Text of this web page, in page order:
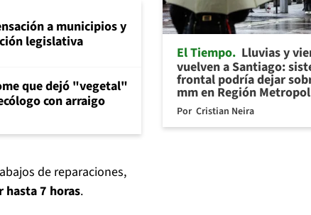
a municipios y
legislativa
que dejó "vegetal"
con arraigo
de reparaciones,
hasta 7 horas.
El Tiempo Lluvias y
vuelven a Santiago:
frontal podría dejar
mm en Región
Por Cristian Neira